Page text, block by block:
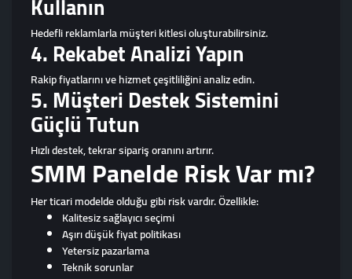
Hedefli reklamlarla müşteri kitlesi oluşturabilirsiniz.
4. Rekabet Analizi Yapın
Rakip fiyatlarını ve hizmet çeşitliliğini analiz edin.
5. Müşteri Destek Sistemini
Güçlü Tutun
Hızlı destek, tekrar sipariş oranını artırır.
SMM Panelde Risk Var mı?
Her ticari modelde olduğu gibi risk vardır. Özellikle:
Kalitesiz sağlayıcı seçimi
Aşırı düşük fiyat politikası
Yetersiz pazarlama
Teknik sorunlar